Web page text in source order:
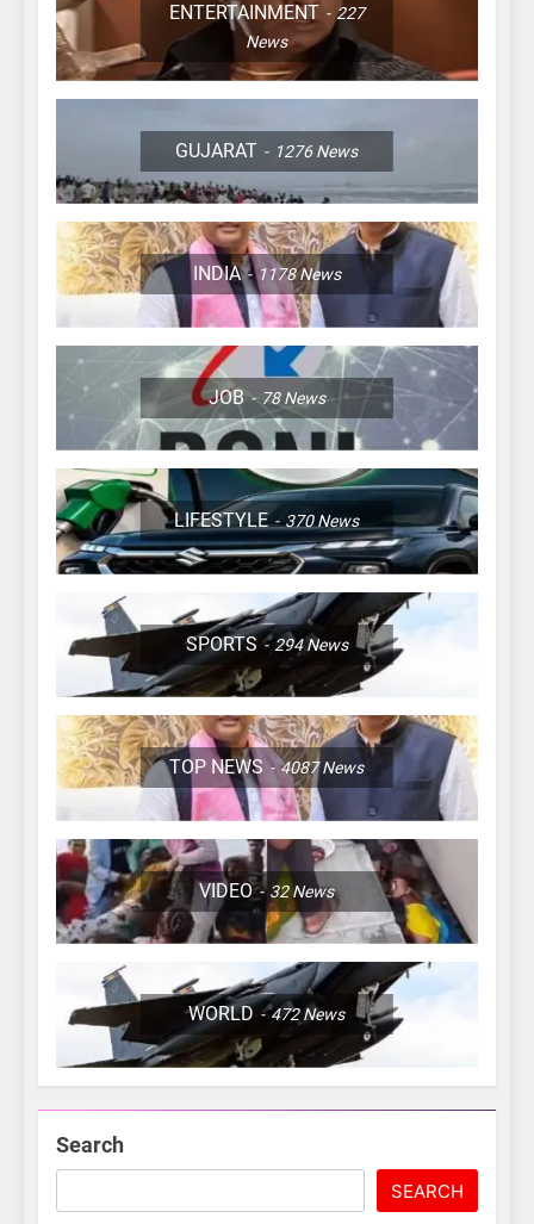
ENTERTAINMENT
227
News
GUJARAT 1276News
INDIA 1178News
JOB 78News
LIFESTYLE 370News
SPORTS 294News
TOP NEWS 4087News
VIDEO 32News
WORLD 472News
Search
SEARCH